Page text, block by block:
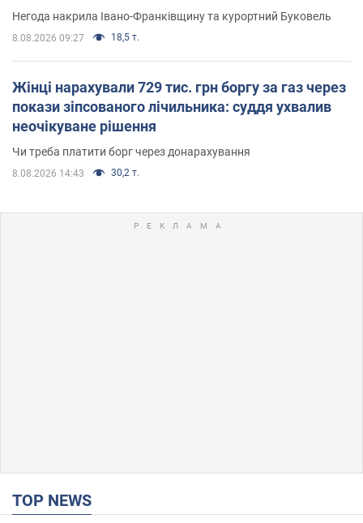
Негода накрила Івано-Франківщину та курортний Буковель
8.08.2026 09:27 18,5 т.
Жінці нарахували 729 тис. грн боргу за газ через
покази зіпсованого лічильника: суддя ухвалив
неочікуване рішення
Чи треба платити борг через донарахування
8.08.2026 14:43 30,2 т.
TOP NEWS